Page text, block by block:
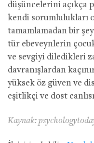
düşüncelerini açıkça
kendi sorumlulukları
tamamlamadan bir
tür ebeveynlerin
ve sevgiyi diledikleri
davranışlardan
yüksek öz güven ve
eşitlikçi ve dost
Kaynak: